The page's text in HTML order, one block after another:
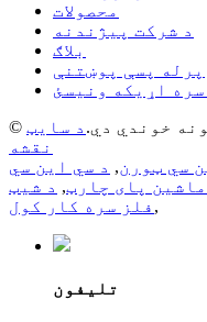
محصولات
د شرکت پیژندنه
بلاګ
پرله پسې پوښتنې
سره اړیکه ونیسئ
د سایټ
نقشه
سي ټورن, د سي این سي
ماشین پای چارټ, د شیټ
فلز سره کار کول ,
تلیفون